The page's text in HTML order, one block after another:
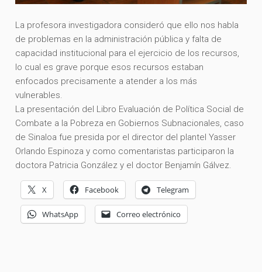
La profesora investigadora consideró que ello nos habla
de problemas en la administración pública y falta de
capacidad institucional para el ejercicio de los recursos,
lo cual es grave porque esos recursos estaban
enfocados precisamente a atender a los más
vulnerables.
La presentación del Libro Evaluación de Política Social de
Combate a la Pobreza en Gobiernos Subnacionales, caso
de Sinaloa fue presida por el director del plantel Yasser
Orlando Espinoza y como comentaristas participaron la
doctora Patricia González y el doctor Benjamín Gálvez.
X Facebook Telegram
WhatsApp Correo electrónico